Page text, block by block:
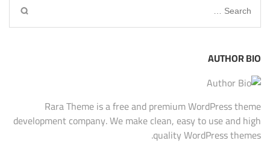
Search
for:
AUTHOR BIO
Rara Theme is a free and premium WordPress theme
development company. We make clean, easy to use and high
quality WordPress themes.